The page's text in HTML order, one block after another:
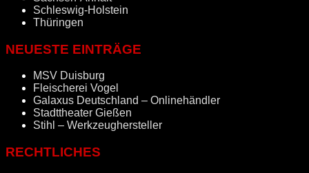
Schleswig-Holstein
Thüringen
NEUESTE EINTRÄGE
MSV Duisburg
Fleischerei Vogel
Galaxus Deutschland – Onlinehändler
Stadttheater Gießen
Stihl – Werkzeughersteller
RECHTLICHES